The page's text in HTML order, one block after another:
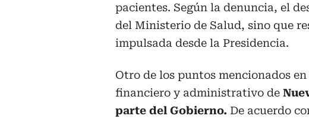
pacientes. Según la denuncia, el
del Ministerio de Salud, sino que
impulsada desde la Presidencia.
Otro de los puntos mencionados
financiero y administrativo de
parte del Gobierno. De acuerdo